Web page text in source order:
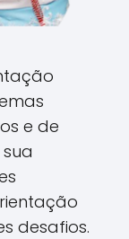
e de
desafios.